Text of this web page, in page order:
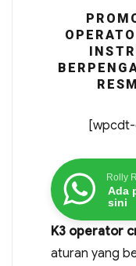
[wpcdt-
Rolly
Ada
sini
K3 operator
aturan yang